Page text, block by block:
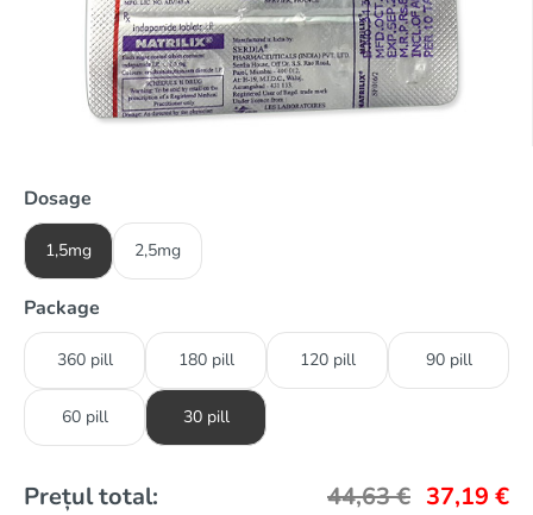
Dosage
1,5mg 2,5mg
Package
360 pill 180 pill 120 pill 90 pill
60 pill 30 pill
Prețul total: 44,63€ 37,19 €